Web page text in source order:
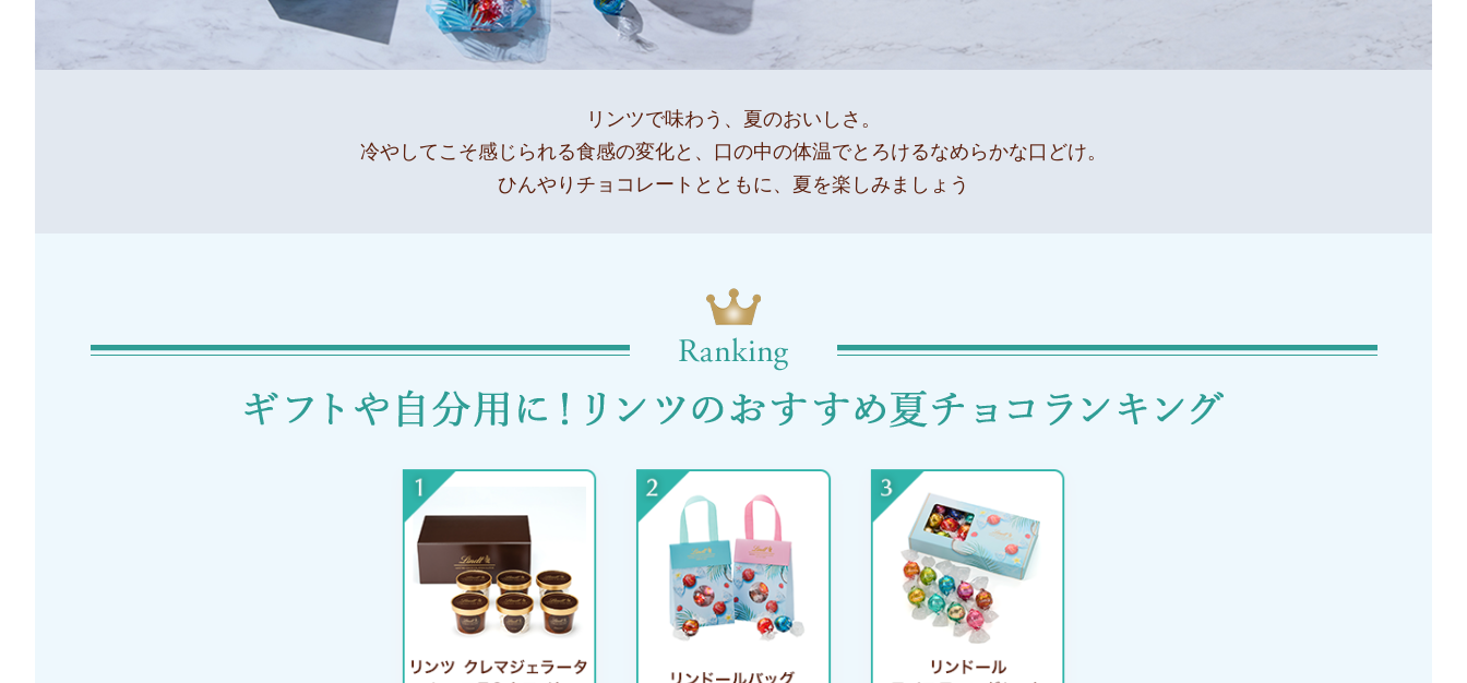
リンツで味わう、夏のおいしさ。
冷やしてこそ感じられる食感の変化と、 口の中の体温でとろけるなめらかな口どけ。
ひんやりチョコレートとともに、夏を楽しみましょう